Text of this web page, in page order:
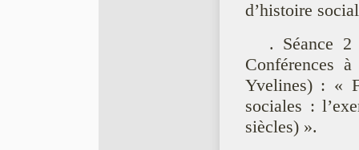
d’histoire
. Séance
Conférences
Yvelines) : «
sociales :
siècles) ».